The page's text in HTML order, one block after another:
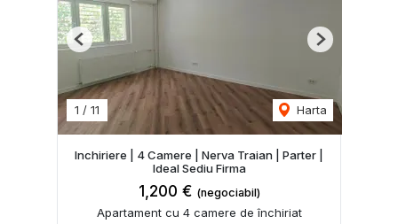
1 / 11 Harta
Previous Next
Inchiriere | 4 Camere | Nerva Traian | Parter |
Ideal Sediu Firma
1,200 € (negociabil)
Apartament cu 4 camere de închiriat